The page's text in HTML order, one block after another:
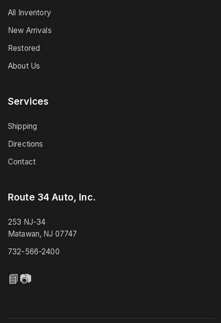
All Inventory
New Arrivals
Restored
About Us
Services
Shipping
Directions
Contact
Route 34 Auto, Inc.
253 NJ-34
Matawan, NJ 07747
732-566-2400
📘📷